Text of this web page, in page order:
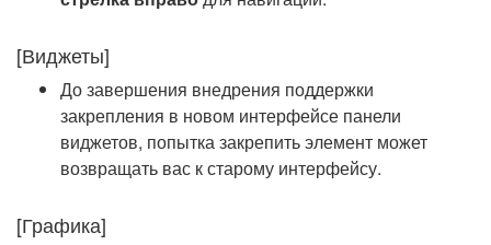
[Виджеты]
До завершения внедрения поддержки
закрепления в новом интерфейсе панели
виджетов, попытка закрепить элемент может
возвращать вас к старому интерфейсу.
[Графика]